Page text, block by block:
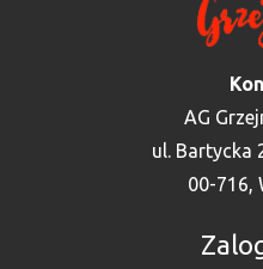
AG
ul. Bartycka
00-716,